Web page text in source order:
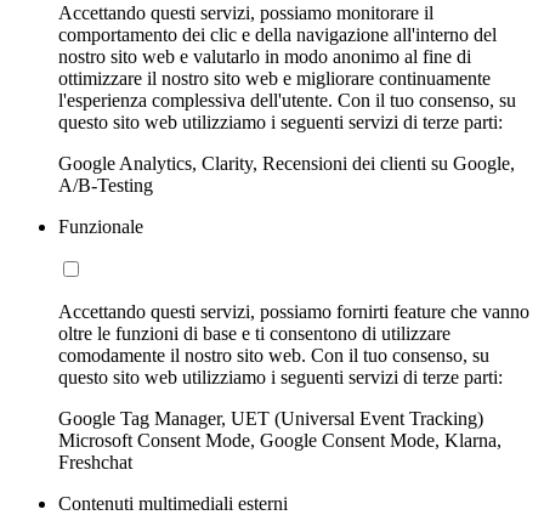
Accettando questi servizi, possiamo monitorare il
comportamento dei clic e della navigazione all'interno del
nostro sito web e valutarlo in modo anonimo al fine di
ottimizzare il nostro sito web e migliorare continuamente
l'esperienza complessiva dell'utente. Con il tuo consenso, su
questo sito web utilizziamo i seguenti servizi di terze parti:
Google Analytics, Clarity, Recensioni dei clienti su Google,
A/B-Testing
Funzionale
Accettando questi servizi, possiamo fornirti feature che vanno
oltre le funzioni di base e ti consentono di utilizzare
comodamente il nostro sito web. Con il tuo consenso, su
questo sito web utilizziamo i seguenti servizi di terze parti:
Google Tag Manager, UET (Universal Event Tracking)
Microsoft Consent Mode, Google Consent Mode, Klarna,
Freshchat
Contenuti multimediali esterni